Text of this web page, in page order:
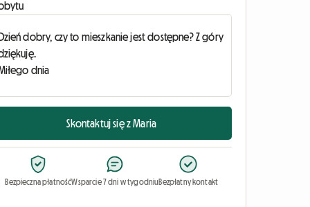
Skontaktuj się z Maria
Bezpieczna płatnośćWsparcie 7 dni w tygodniuBezpłatny kontakt